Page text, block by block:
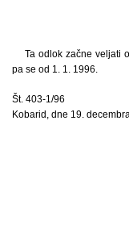
Ta odlok začne veljati
pa se od 1. 1. 1996.
Št. 403-1/96
Kobarid, dne 19.